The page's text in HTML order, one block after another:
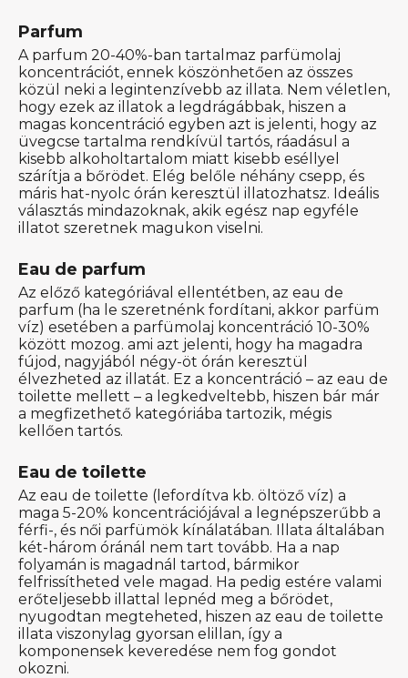
Parfum
A parfum 20-40%-ban tartalmaz parfümolaj
koncentrációt, ennek köszönhetően az összes
közül neki a legintenzívebb az illata. Nem véletlen,
hogy ezek az illatok a legdrágábbak, hiszen a
magas koncentráció egyben azt is jelenti, hogy az
üvegcse tartalma rendkívül tartós, ráadásul a
kisebb alkoholtartalom miatt kisebb eséllyel
szárítja a bőrödet. Elég belőle néhány csepp, és
máris hat-nyolc órán keresztül illatozhatsz. Ideális
választás mindazoknak, akik egész nap egyféle
illatot szeretnek magukon viselni.
Eau de parfum
Az előző kategóriával ellentétben, az eau de
parfum (ha le szeretnénk fordítani, akkor parfüm
víz) esetében a parfümolaj koncentráció 10-30%
között mozog. ami azt jelenti, hogy ha magadra
fújod, nagyjából négy-öt órán keresztül
élvezheted az illatát. Ez a koncentráció – az eau de
toilette mellett – a legkedveltebb, hiszen bár már
a megfizethető kategóriába tartozik, mégis
kellően tartós.
Eau de toilette
Az eau de toilette (lefordítva kb. öltöző víz) a
maga 5-20% koncentrációjával a legnépszerűbb a
férfi-, és női parfümök kínálatában. Illata általában
két-három óránál nem tart tovább. Ha a nap
folyamán is magadnál tartod, bármikor
felfrissítheted vele magad. Ha pedig estére valami
erőteljesebb illattal lepnéd meg a bőrödet,
nyugodtan megteheted, hiszen az eau de toilette
illata viszonylag gyorsan elillan, így a
komponensek keveredése nem fog gondot
okozni.